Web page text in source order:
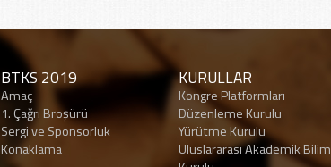
BTKS 2019
Amaç
1. Çağrı Broşürü
Sergi ve Sponsorluk
Konaklama
KURULLAR
Kongre Platformları
Düzenleme Kurulu
Yürütme Kurulu
Uluslararası Akademik Bilim